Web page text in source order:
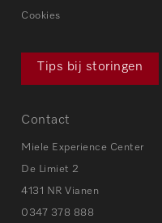
Cookies
Tips bij storingen
Contact
Miele Experience Center
De Limiet 2
4131 NR Vianen
0347 378 888